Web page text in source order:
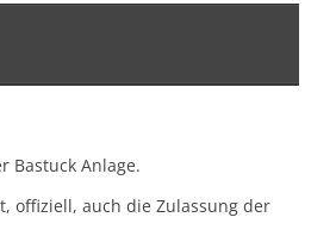
Bastuck Anlage.
offiziell, auch die Zulassung der